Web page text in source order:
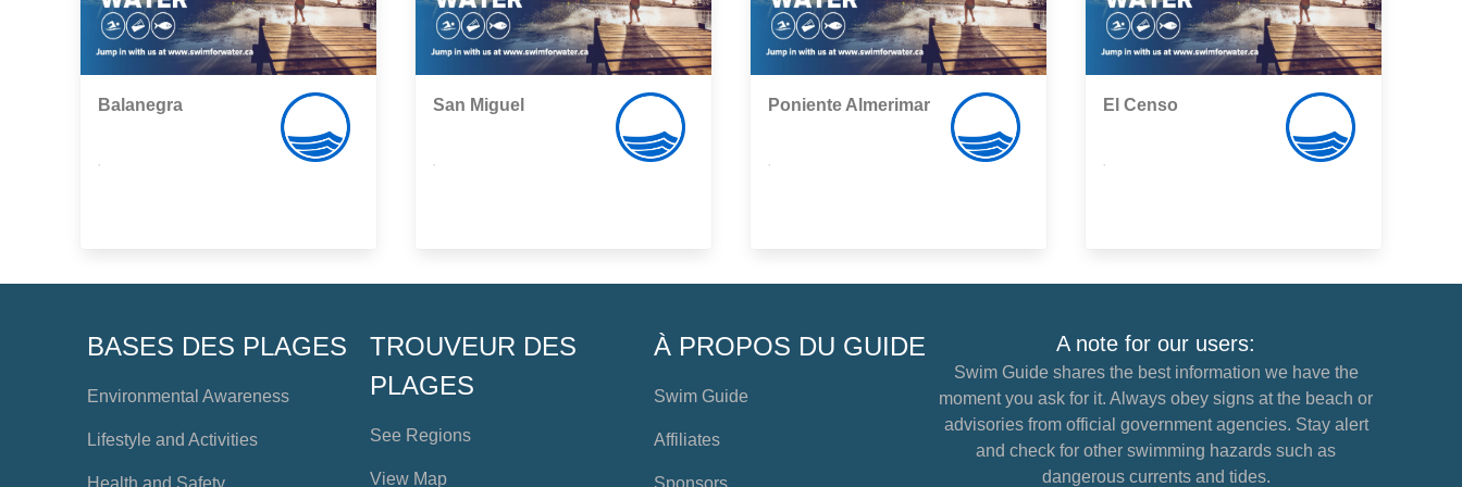
Balanegra San Miguel Poniente Almerimar El Censo
BASES DES PLAGES
Environmental Awareness
Lifestyle and Activities
Health and Safety
TROUVEUR DES
PLAGES
See Regions
View Map
À PROPOS DU GUIDE
Swim Guide
Affiliates
Sponsors
A note for our users:
Swim Guide shares the best information we have the
moment you ask for it. Always obey signs at the beach or
advisories from official government agencies. Stay alert
and check for other swimming hazards such as
dangerous currents and tides.